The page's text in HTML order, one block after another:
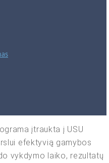
įtraukta į USU
efektyvią gamybos
vykdymo laiko, rezultatų